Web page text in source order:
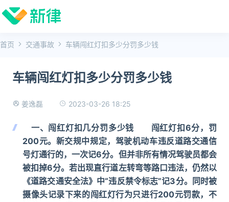
首页 交通事故 车辆闯红灯扣多少分罚多少钱
车辆闯红灯扣多少分罚多少钱
姜逸磊 2023-03-26 18:25
一、闯红灯扣几分罚多少钱 闯红灯扣6分，罚
200元。新交规中规定，驾驶机动车违反道路交通信
号灯通行的，一次记6分。但并非所有情况驾驶员都会
被扣掉6分。若出现直行道左转弯等路口违法，仍然以
《道路交通安全法》中“违反禁令标志”记3分。同时被
摄像头记录下来的闯红灯行为只进行200元罚款，不